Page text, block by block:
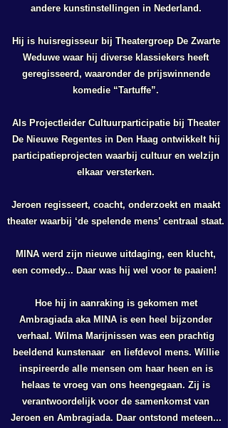
andere kunstinstellingen in Nederland.
Hij is huisregisseur bij Theatergroep De Zwarte
Weduwe waar hij diverse klassiekers heeft
geregisseerd, waaronder de prijswinnende
komedie “Tartuffe”.
Als Projectleider Cultuurparticipatie bij Theater
De Nieuwe Regentes in Den Haag ontwikkelt hij
participatieprojecten waarbij cultuur en welzijn
elkaar versterken.
Jeroen regisseert, coacht, onderzoekt en maakt
theater waarbij ‘de spelende mens’ centraal staat.
MINA werd zijn nieuwe uitdaging, een klucht,
een comedy... Daar was hij wel voor te paaien!
Hoe hij in aanraking is gekomen met
Ambragiada aka MINA is een heel bijzonder
verhaal. Wilma Marijnissen was een prachtig
beeldend kunstenaar en liefdevol mens. Willie
inspireerde alle mensen om haar heen en is
helaas te vroeg van ons heengegaan. Zij is
verantwoordelijk voor de samenkomst van
Jeroen en Ambragiada. Daar ontstond meteen...